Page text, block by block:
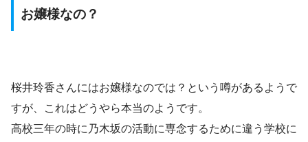
お嬢様なの？
桜井玲香さんにはお嬢様なのでは？という噂があるようで
すが、これはどうやら本当のようです。
高校三年の時に乃木坂の活動に専念するために違う学校に